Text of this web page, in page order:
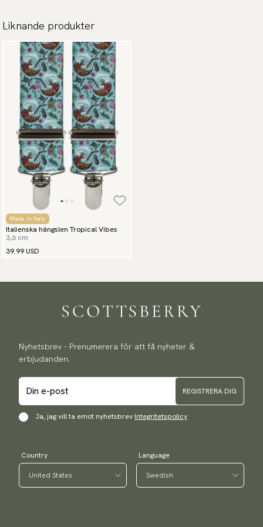
Liknande produkter
Made in Italy
Italienska hängslen Tropical Vibes
3,6 cm
39.99 USD
Nyhetsbrev - Prenumerera för att få nyheter &
erbjudanden.
REGISTRERA DIG
Ja, jag vill ta emot nyhetsbrev Integritetspolicy
Country Language